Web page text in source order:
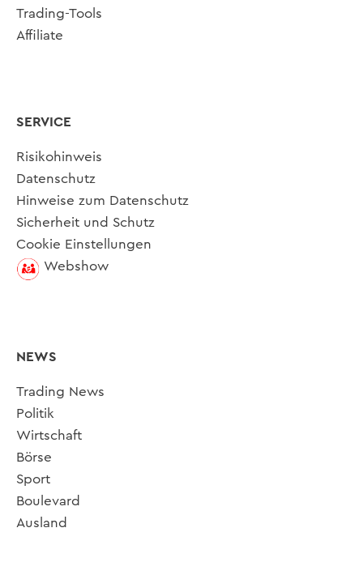
Trading-Tools
Affiliate
SERVICE
Risikohinweis
Datenschutz
Hinweise zum Datenschutz
Sicherheit und Schutz
Cookie Einstellungen
Webshow
NEWS
Trading News
Politik
Wirtschaft
Börse
Sport
Boulevard
Ausland